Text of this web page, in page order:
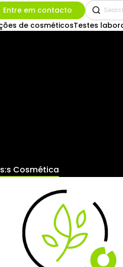
Entre em contacto
de cosméticosTestes
Cosmética